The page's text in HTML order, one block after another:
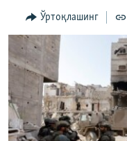
ИЖТИМОИЙ ТАРМОҚЛАР
Озодлик бошқа
Ўртоқлашинг